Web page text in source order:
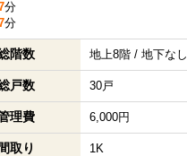
分
分
階数 地上8階 / 地下なし
戸数 30戸
理費 6,000円
間取り 1K